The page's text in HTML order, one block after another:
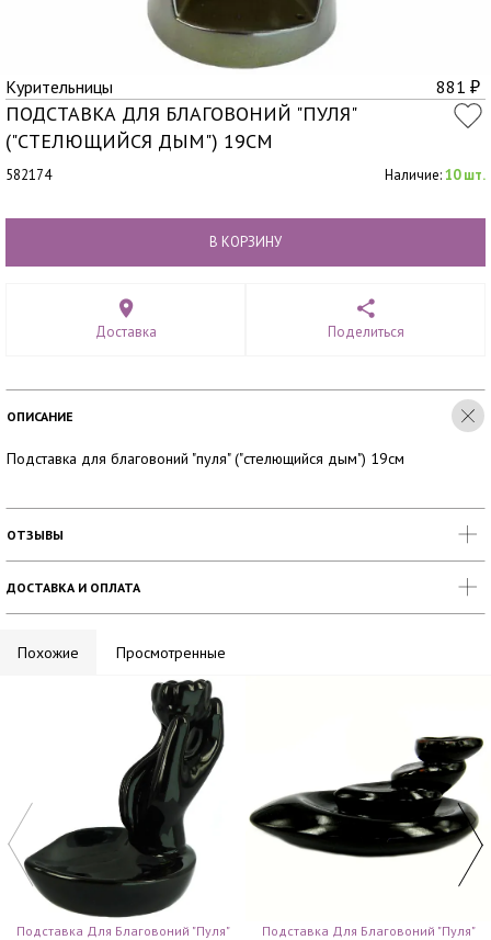
Курительницы 881 ₽
ПОДСТАВКА ДЛЯ БЛАГОВОНИЙ "ПУЛЯ"
("СТЕЛЮЩИЙСЯ ДЫМ") 19СМ
582174 Наличие:10 шт.
В КОРЗИНУ
Доставка Поделиться
ОПИСАНИЕ
Подставка для благовоний "пуля" ("стелющийся дым") 19см
ОТЗЫВЫ
ДОСТАВКА И ОПЛАТА
Похожие Просмотренные
Подставка Для Благовоний "пуля" Подставка Для Благовоний "пуля"